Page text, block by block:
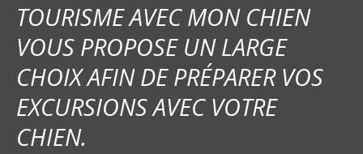
TOURISME AVEC MON CHIEN
VOUS PROPOSE UN LARGE
CHOIX AFIN DE PRÉPARER VOS
EXCURSIONS AVEC VOTRE
CHIEN.